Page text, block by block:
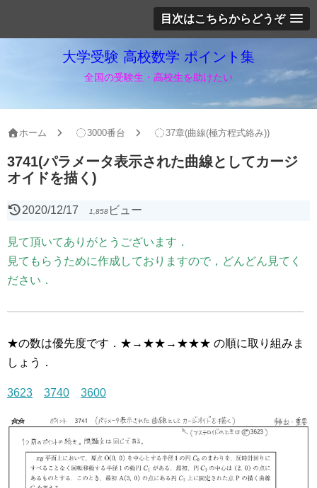
目次はこちらからどうぞ
大学受験 高校数学 ポイント集
全国の受験生・高校生を助けたい
ホーム 3000番台 37章(曲線(極方程式絡み))
3741(パラメータ表示された曲線としてカージ
オイドを描く)
2020/12/17 1,858ビュー
見て頂いてありがとうございます．
見てもらうために作成しておりますので，どんどん見てく
ださい．
★の数は優先度です．★→★★→★★★ の順に取り組みま
しょう．
3623 3740 3600